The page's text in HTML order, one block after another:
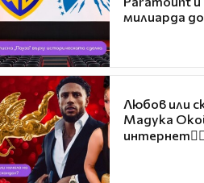
милиарда
Любов или
Мадука